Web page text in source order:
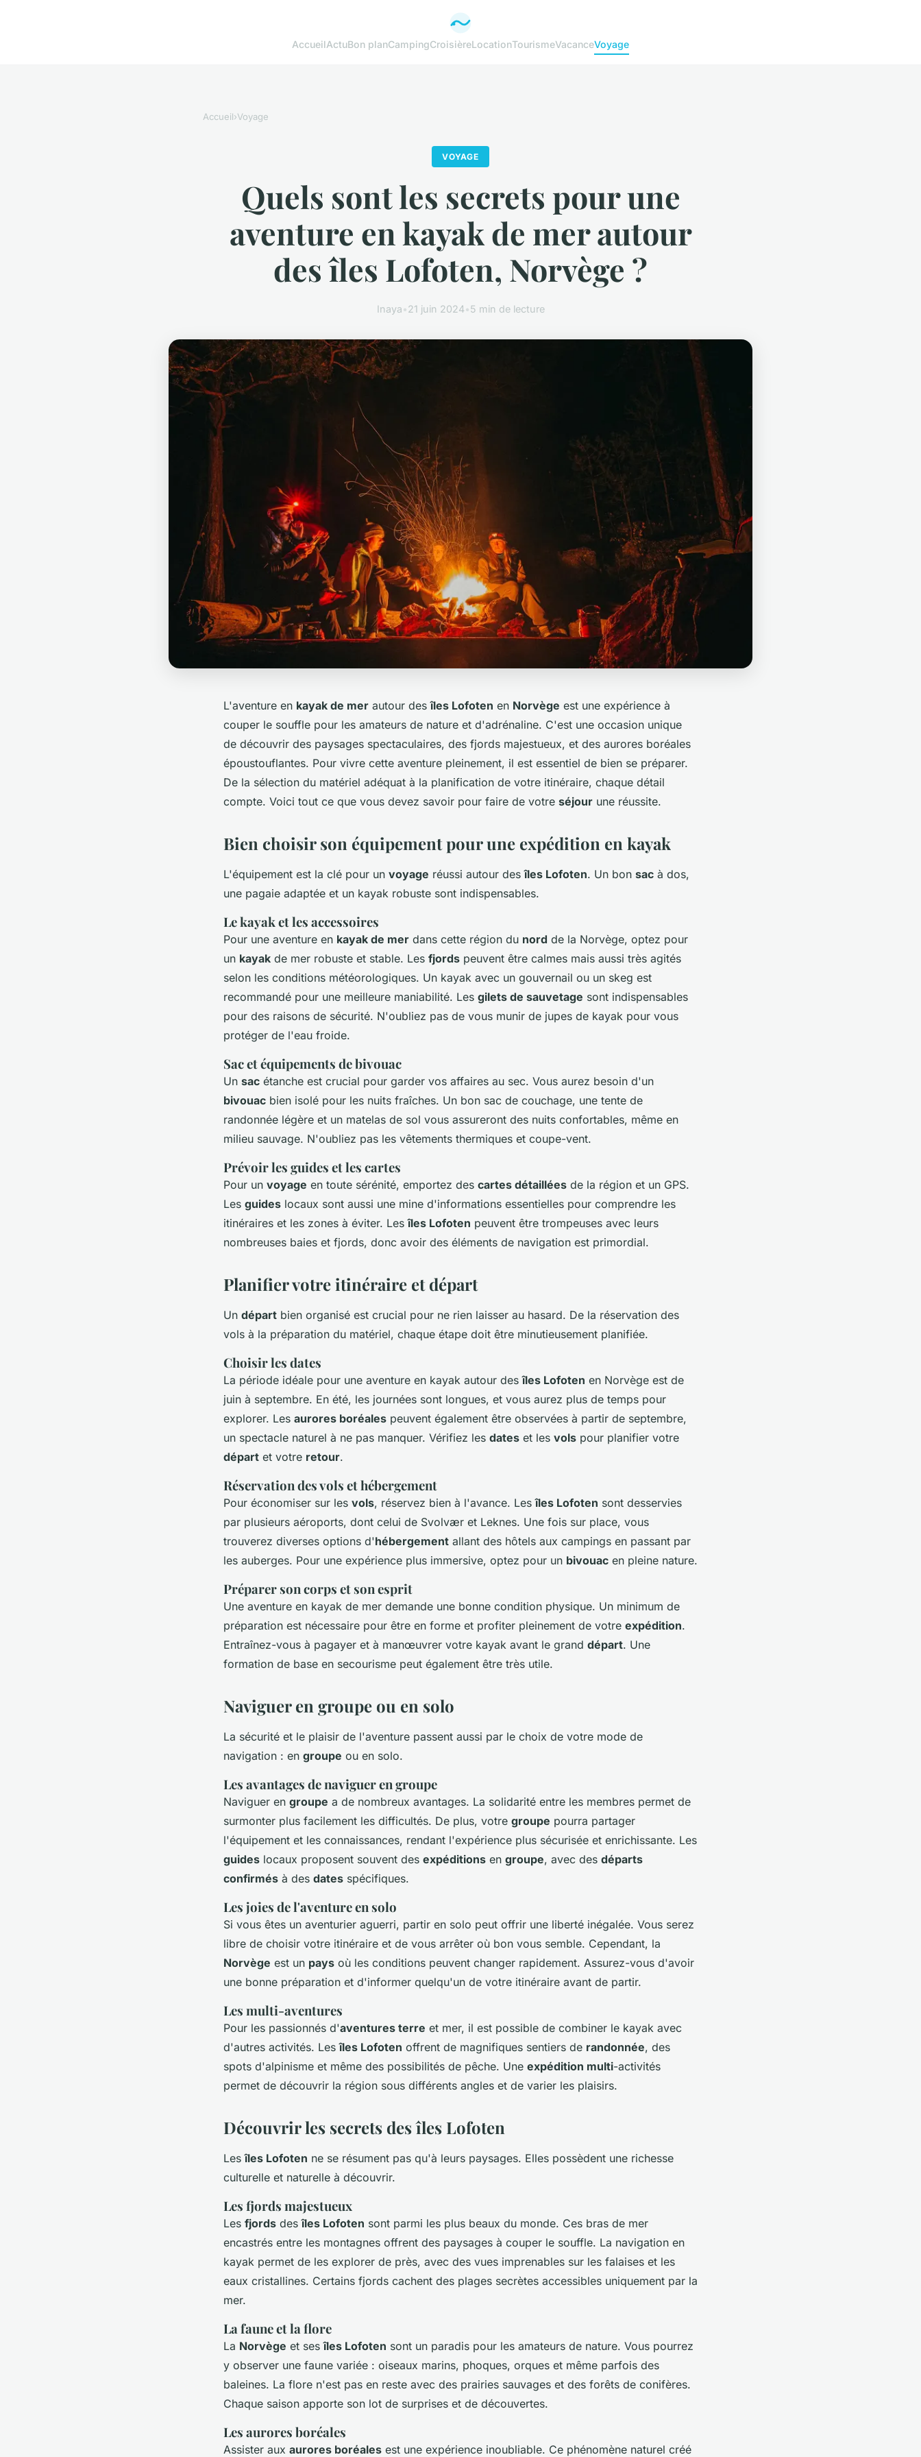
AccueilActuBon planCampingCroisièreLocationTourismeVacanceVoyage
Accueil›Voyage
VOYAGE
Quels sont les secrets pour une
aventure en kayak de mer autour
des îles Lofoten, Norvège ?
Inaya•21 juin 2024•5 min de lecture
L'aventure en kayak de mer autour desîles Lofoten en Norvège est une expérience à
couper le souffle pour les amateurs de nature et d'adrénaline. C'est une occasion unique
de découvrir des paysages spectaculaires, des fjords majestueux, et des aurores boréales
époustouflantes. Pour vivre cette aventure pleinement, il est essentiel de bien se préparer.
De la sélection du matériel adéquat à la planification de votre itinéraire, chaque détail
compte. Voici tout ce que vous devez savoir pour faire de votre séjour une réussite.
Bien choisir son équipement pour une expédition en kayak
L'équipement est la clé pour un voyage réussi autour desîles Lofoten. Un bon sac à dos,
une pagaie adaptée et un kayak robuste sont indispensables.
Le kayak et les accessoires
Pour une aventure en kayak de mer dans cette région du nord de la Norvège, optez pour
un kayak de mer robuste et stable. Les fjords peuvent être calmes mais aussi très agités
selon les conditions météorologiques. Un kayak avec un gouvernail ou un skeg est
recommandé pour une meilleure maniabilité. Les gilets de sauvetage sont indispensables
pour des raisons de sécurité. N'oubliez pas de vous munir de jupes de kayak pour vous
protéger de l'eau froide.
Sac et équipements de bivouac
Un sac étanche est crucial pour garder vos affaires au sec. Vous aurez besoin d'un
bivouac bien isolé pour les nuits fraîches. Un bon sac de couchage, une tente de
randonnée légère et un matelas de sol vous assureront des nuits confortables, même en
milieu sauvage. N'oubliez pas les vêtements thermiques et coupe-vent.
Prévoir les guides et les cartes
Pour un voyage en toute sérénité, emportez des cartes détaillées de la région et un GPS.
Les guides locaux sont aussi une mine d'informations essentielles pour comprendre les
itinéraires et les zones à éviter. Lesîles Lofoten peuvent être trompeuses avec leurs
nombreuses baies et fjords, donc avoir des éléments de navigation est primordial.
Planifier votre itinéraire et départ
Un départ bien organisé est crucial pour ne rien laisser au hasard. De la réservation des
vols à la préparation du matériel, chaque étape doit être minutieusement planifiée.
Choisir les dates
La période idéale pour une aventure en kayak autour desîles Lofoten en Norvège est de
juin à septembre. En été, les journées sont longues, et vous aurez plus de temps pour
explorer. Les aurores boréales peuvent également être observées à partir de septembre,
un spectacle naturel à ne pas manquer. Vérifiez les dates et les vols pour planifier votre
départ et votre retour.
Réservation des vols et hébergement
Pour économiser sur les vols, réservez bien à l'avance. Lesîles Lofoten sont desservies
par plusieurs aéroports, dont celui de Svolvær et Leknes. Une fois sur place, vous
trouverez diverses options d'hébergement allant des hôtels aux campings en passant par
les auberges. Pour une expérience plus immersive, optez pour un bivouac en pleine nature.
Préparer son corps et son esprit
Une aventure en kayak de mer demande une bonne condition physique. Un minimum de
préparation est nécessaire pour être en forme et profiter pleinement de votre expédition.
Entraînez-vous à pagayer et à manœuvrer votre kayak avant le grand départ. Une
formation de base en secourisme peut également être très utile.
Naviguer en groupe ou en solo
La sécurité et le plaisir de l'aventure passent aussi par le choix de votre mode de
navigation : en groupe ou en solo.
Les avantages de naviguer en groupe
Naviguer en groupe a de nombreux avantages. La solidarité entre les membres permet de
surmonter plus facilement les difficultés. De plus, votre groupe pourra partager
l'équipement et les connaissances, rendant l'expérience plus sécurisée et enrichissante. Les
guides locaux proposent souvent des expéditions en groupe, avec des départs
confirmés à des dates spécifiques.
Les joies de l'aventure en solo
Si vous êtes un aventurier aguerri, partir en solo peut offrir une liberté inégalée. Vous serez
libre de choisir votre itinéraire et de vous arrêter où bon vous semble. Cependant, la
Norvège est un pays où les conditions peuvent changer rapidement. Assurez-vous d'avoir
une bonne préparation et d'informer quelqu'un de votre itinéraire avant de partir.
Les multi-aventures
Pour les passionnés d'aventures terre et mer, il est possible de combiner le kayak avec
d'autres activités. Lesîles Lofoten offrent de magnifiques sentiers de randonnée, des
spots d'alpinisme et même des possibilités de pêche. Une expédition multi-activités
permet de découvrir la région sous différents angles et de varier les plaisirs.
Découvrir les secrets des îles Lofoten
Lesîles Lofoten ne se résument pas qu'à leurs paysages. Elles possèdent une richesse
culturelle et naturelle à découvrir.
Les fjords majestueux
Les fjords desîles Lofoten sont parmi les plus beaux du monde. Ces bras de mer
encastrés entre les montagnes offrent des paysages à couper le souffle. La navigation en
kayak permet de les explorer de près, avec des vues imprenables sur les falaises et les
eaux cristallines. Certains fjords cachent des plages secrètes accessibles uniquement par la
mer.
La faune et la flore
La Norvège et sesîles Lofoten sont un paradis pour les amateurs de nature. Vous pourrez
y observer une faune variée : oiseaux marins, phoques, orques et même parfois des
baleines. La flore n'est pas en reste avec des prairies sauvages et des forêts de conifères.
Chaque saison apporte son lot de surprises et de découvertes.
Les aurores boréales
Assister aux aurores boréales est une expérience inoubliable. Ce phénomène naturel créé